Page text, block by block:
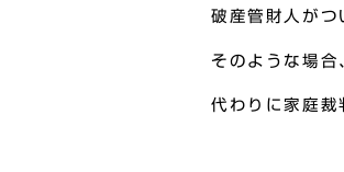
破産管財人がつ
そのような場合
代わりに家庭裁